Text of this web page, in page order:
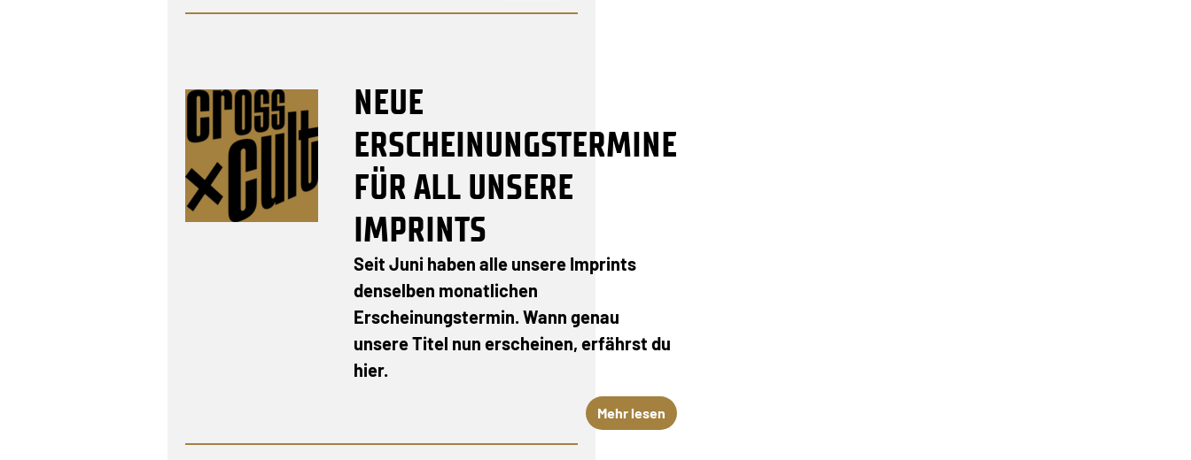
NEUE
ERSCHEINUNGSTERMINE
FÜR ALL UNSERE
IMPRINTS
Seit Juni haben alle unsere Imprints
denselben monatlichen
Erscheinungstermin. Wann genau
unsere Titel nun erscheinen, erfährst du
hier.
Mehr lesen